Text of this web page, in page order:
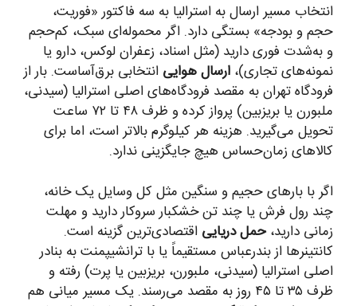
انتخاب مسیر ارسال به استرالیا به سه فاکتور «فوریت،
حجم و بودجه» بستگی دارد. اگر محموله‌ای سبک، کم‌حجم
و به‌شدت فوری دارید (مثل اسناد، زعفران لوکس، دارو یا
نمونه‌های تجاری)، ارسال هوایی انتخابی برق‌آساست. بار از
فرودگاه تهران به مقصد فرودگاه‌های اصلی استرالیا (سیدنی،
ملبورن یا بریزبین) پرواز کرده و ظرف ۴۸ تا ۷۲ ساعت
تحویل می‌گیرید. هزینه هر کیلوگرم بالاتر است، اما برای
کالاهای زمان‌حساس هیچ جایگزینی ندارد.
اگر با بارهای حجیم و سنگین مثل کل وسایل یک خانه،
چند رول فرش یا چند تن خشکبار سروکار دارید و مهلت
زمانی دارید،حمل دریایی اقتصادی‌ترین گزینه است.
کانتینرها از بندرعباس مستقیماً یا با ترانشیپمنت به بنادر
اصلی استرالیا (سیدنی، ملبورن، بریزبین یا پرت) رفته و
ظرف ۳۵ تا ۴۵ روز به مقصد می‌رسند. یک مسیر میانی هم